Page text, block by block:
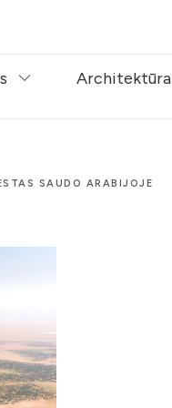
Architektūra
SAUDO ARABIJOJE